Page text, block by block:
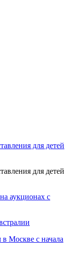
для детей
для детей
аукционах с
Москве с начала